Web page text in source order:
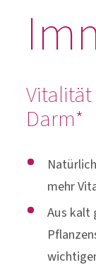
Darm*
mehr
Aus kalt